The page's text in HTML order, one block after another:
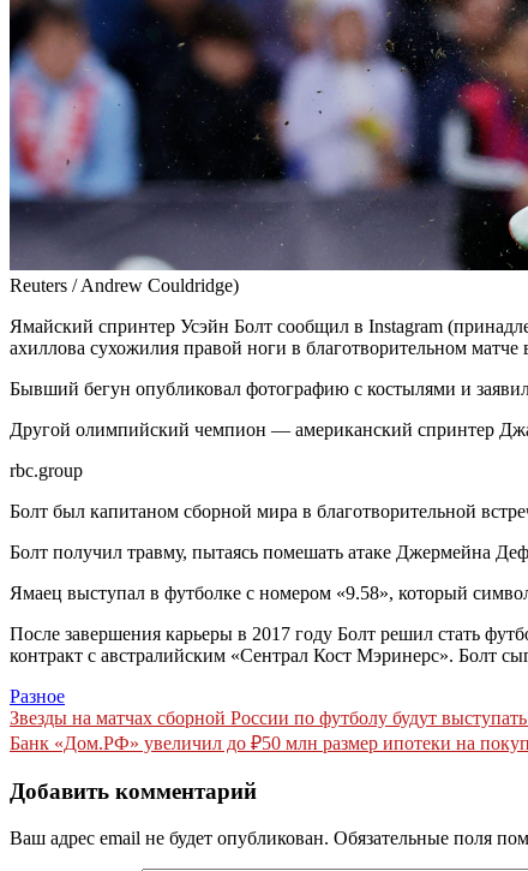
Reuters / Andrew Couldridge)
Ямайский спринтер Усэйн Болт сообщил в Instagram
ахиллова сухожилия правой ноги в благотворительном матче
Бывший бегун опубликовал фотографию с костылями и
Другой олимпийский чемпион — американский спринтер
rbc.group
Болт был капитаном сборной мира в благотворительной
Болт получил травму, пытаясь помешать атаке Джермейна
Ямаец выступал в футболке с номером «9.58», который
После завершения карьеры в 2017 году Болт решил стать
контракт с австралийским «Сентрал Кост Мэринерс». Болт
Разное
Навигация
по
записям
Звезды на матчах сборной России по футболу будут
Банк «Дом.РФ» увеличил до ₽50 млн размер ипотеки на
Добавить комментарий
Ваш адрес email не будет опубликован. Обязательные поля